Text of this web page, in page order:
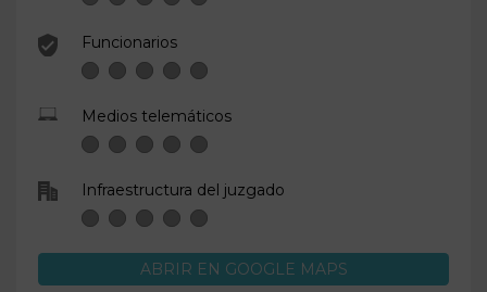
Funcionarios
Medios telemáticos
Infraestructura del juzgado
ABRIR EN GOOGLE MAPS